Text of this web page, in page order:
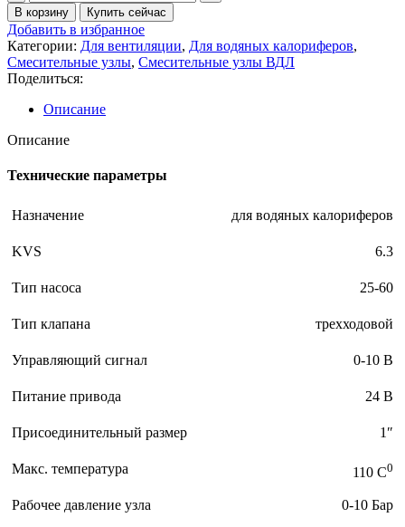
В корзину Купить сейчас
Добавить в избранное
Категории: Для вентиляции, Для водяных калориферов,
Смесительные узлы, Смесительные узлы ВДЛ
Поделиться:
Описание
Описание
Технические параметры
Назначение для водяных калориферов
KVS 6.3
Тип насоса 25-60
Тип клапана трехходовой
Управляющий сигнал 0-10 В
Питание привода 24 В
Присоединительный размер 1″
Макс. температура 110 C0
Рабочее давление узла 0-10 Бар